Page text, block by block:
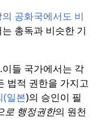
공화국에서도 비
총독과 비슷한 기
들 국가에서는 각
법적 권한을 가지고
(일본)의 승인이 필
로 행정권한의 원천